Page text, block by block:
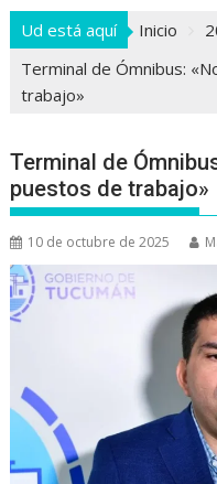
Ud está aquí Inicio
Terminal de Ómnibus:
trabajo»
Terminal de
puestos de trabajo»
10 de octubre de 2025